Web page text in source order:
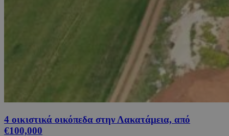
4 οικιστικά οικόπεδα στην Λακατάμεια, από
€100,000